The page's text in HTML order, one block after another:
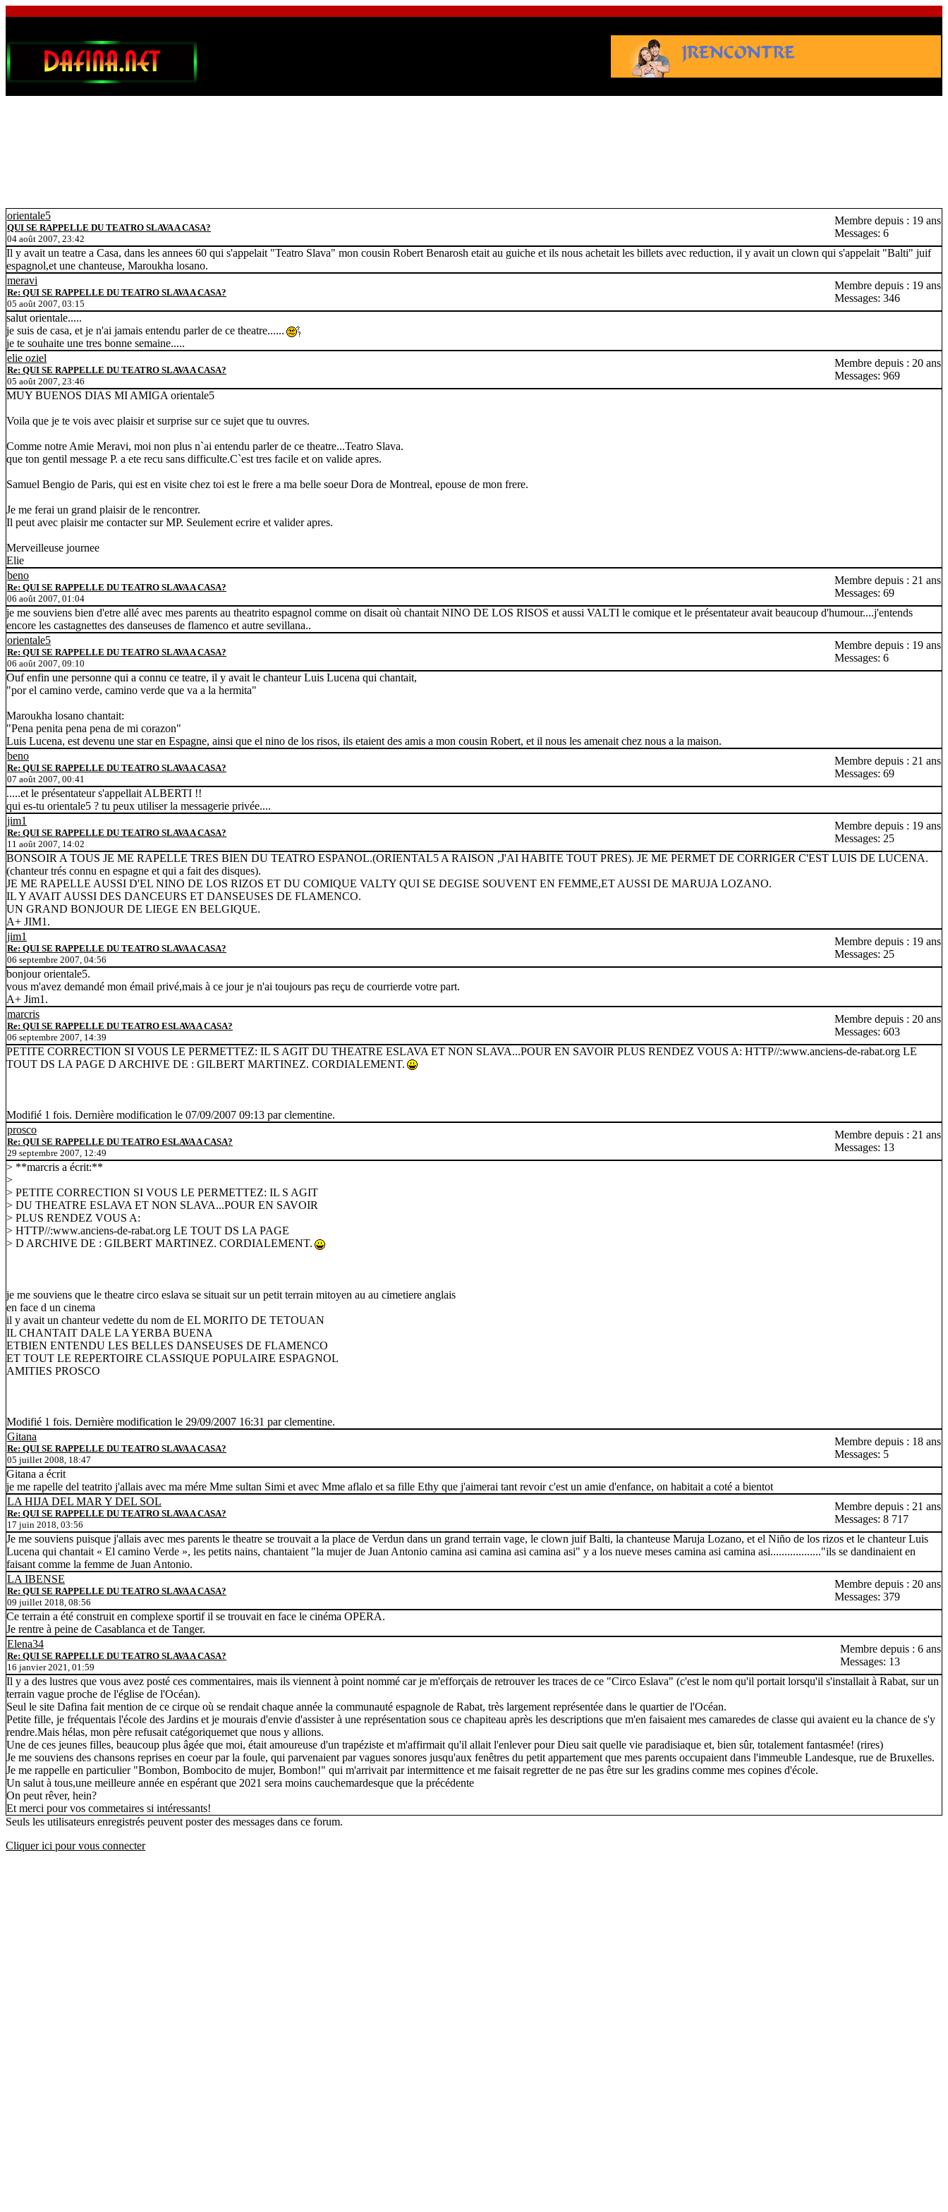
orientale5
QUI SE RAPPELLE DU TEATRO SLAVA A CASA?
04 août 2007, 23:42
Membre depuis : 19 ans
Messages: 6
Il y avait un teatre a Casa, dans les annees 60 qui s'appelait "Teatro Slava" mon cousin Robert Benarosh etait au guiche et ils nous achetait les billets avec reduction, il y avait un clown qui s'appelait "Balti" juif
espagnol,et une chanteuse, Maroukha losano.
meravi
Re: QUI SE RAPPELLE DU TEATRO SLAVA A CASA?
05 août 2007, 03:15
Membre depuis : 19 ans
Messages: 346
salut orientale.....
je suis de casa, et je n'ai jamais entendu parler de ce theatre......
je te souhaite une tres bonne semaine.....
elie oziel
Re: QUI SE RAPPELLE DU TEATRO SLAVA A CASA?
05 août 2007, 23:46
Membre depuis : 20 ans
Messages: 969
MUY BUENOS DIAS MI AMIGA orientale5
Voila que je te vois avec plaisir et surprise sur ce sujet que tu ouvres.
Comme notre Amie Meravi, moi non plus n`ai entendu parler de ce theatre...Teatro Slava.
que ton gentil message P. a ete recu sans difficulte.C`est tres facile et on valide apres.
Samuel Bengio de Paris, qui est en visite chez toi est le frere a ma belle soeur Dora de Montreal, epouse de mon frere.
Je me ferai un grand plaisir de le rencontrer.
Il peut avec plaisir me contacter sur MP. Seulement ecrire et valider apres.
Merveilleuse journee
Elie
beno
Re: QUI SE RAPPELLE DU TEATRO SLAVA A CASA?
06 août 2007, 01:04
Membre depuis : 21 ans
Messages: 69
je me souviens bien d'etre allé avec mes parents au theatrito espagnol comme on disait où chantait NINO DE LOS RISOS et aussi VALTI le comique et le présentateur avait beaucoup d'humour....j'entends
encore les castagnettes des danseuses de flamenco et autre sevillana..
orientale5
Re: QUI SE RAPPELLE DU TEATRO SLAVA A CASA?
06 août 2007, 09:10
Membre depuis : 19 ans
Messages: 6
Ouf enfin une personne qui a connu ce teatre, il y avait le chanteur Luis Lucena qui chantait,
"por el camino verde, camino verde que va a la hermita"
Maroukha losano chantait:
"Pena penita pena pena de mi corazon"
Luis Lucena, est devenu une star en Espagne, ainsi que el nino de los risos, ils etaient des amis a mon cousin Robert, et il nous les amenait chez nous a la maison.
beno
Re: QUI SE RAPPELLE DU TEATRO SLAVA A CASA?
07 août 2007, 00:41
Membre depuis : 21 ans
Messages: 69
.....et le présentateur s'appellait ALBERTI !!
qui es-tu orientale5 ? tu peux utiliser la messagerie privée....
jim1
Re: QUI SE RAPPELLE DU TEATRO SLAVA A CASA?
11 août 2007, 14:02
Membre depuis : 19 ans
Messages: 25
BONSOIR A TOUS JE ME RAPELLE TRES BIEN DU TEATRO ESPANOL.(ORIENTAL5 A RAISON ,J'AI HABITE TOUT PRES). JE ME PERMET DE CORRIGER C'EST LUIS DE LUCENA.
(chanteur trés connu en espagne et qui a fait des disques).
JE ME RAPELLE AUSSI D'EL NINO DE LOS RIZOS ET DU COMIQUE VALTY QUI SE DEGISE SOUVENT EN FEMME,ET AUSSI DE MARUJA LOZANO.
IL Y AVAIT AUSSI DES DANCEURS ET DANSEUSES DE FLAMENCO.
UN GRAND BONJOUR DE LIEGE EN BELGIQUE.
A+ JIM1.
jim1
Re: QUI SE RAPPELLE DU TEATRO SLAVA A CASA?
06 septembre 2007, 04:56
Membre depuis : 19 ans
Messages: 25
bonjour orientale5.
vous m'avez demandé mon émail privé,mais à ce jour je n'ai toujours pas reçu de courrierde votre part.
A+ Jim1.
marcris
Re: QUI SE RAPPELLE DU TEATRO ESLAVA A CASA?
06 septembre 2007, 14:39
Membre depuis : 20 ans
Messages: 603
PETITE CORRECTION SI VOUS LE PERMETTEZ: IL S AGIT DU THEATRE ESLAVA ET NON SLAVA...POUR EN SAVOIR PLUS RENDEZ VOUS A: HTTP//:www.anciens-de-rabat.org LE
TOUT DS LA PAGE D ARCHIVE DE : GILBERT MARTINEZ. CORDIALEMENT.
Modifié 1 fois. Dernière modification le 07/09/2007 09:13 par clementine.
prosco
Re: QUI SE RAPPELLE DU TEATRO ESLAVA A CASA?
29 septembre 2007, 12:49
Membre depuis : 21 ans
Messages: 13
> **marcris a écrit:**
>
> PETITE CORRECTION SI VOUS LE PERMETTEZ: IL S AGIT
> DU THEATRE ESLAVA ET NON SLAVA...POUR EN SAVOIR
> PLUS RENDEZ VOUS A:
> HTTP//:www.anciens-de-rabat.org LE TOUT DS LA PAGE
> D ARCHIVE DE : GILBERT MARTINEZ. CORDIALEMENT.
je me souviens que le theatre circo eslava se situait sur un petit terrain mitoyen au au cimetiere anglais
en face d un cinema
il y avait un chanteur vedette du nom de EL MORITO DE TETOUAN
IL CHANTAIT DALE LA YERBA BUENA
ETBIEN ENTENDU LES BELLES DANSEUSES DE FLAMENCO
ET TOUT LE REPERTOIRE CLASSIQUE POPULAIRE ESPAGNOL
AMITIES PROSCO
Modifié 1 fois. Dernière modification le 29/09/2007 16:31 par clementine.
Gitana
Re: QUI SE RAPPELLE DU TEATRO SLAVA A CASA?
05 juillet 2008, 18:47
Membre depuis : 18 ans
Messages: 5
Gitana a écrit
je me rapelle del teatrito j'allais avec ma mére Mme sultan Simi et avec Mme aflalo et sa fille Ethy que j'aimerai tant revoir c'est un amie d'enfance, on habitait a coté a bientot
LA HIJA DEL MAR Y DEL SOL
Re: QUI SE RAPPELLE DU TEATRO SLAVA A CASA?
17 juin 2018, 03:56
Membre depuis : 21 ans
Messages: 8 717
Je me souviens puisque j'allais avec mes parents le theatre se trouvait a la place de Verdun dans un grand terrain vage, le clown juif Balti, la chanteuse Maruja Lozano, et el Niño de los rizos et le chanteur Luis
Lucena qui chantait « El camino Verde », les petits nains, chantaient "la mujer de Juan Antonio camina asi camina asi camina asi" y a los nueve meses camina asi camina asi.................."ils se dandinaient en
faisant comme la femme de Juan Antonio.
LA IBENSE
Re: QUI SE RAPPELLE DU TEATRO SLAVA A CASA?
09 juillet 2018, 08:56
Membre depuis : 20 ans
Messages: 379
Ce terrain a été construit en complexe sportif il se trouvait en face le cinéma OPERA.
Je rentre à peine de Casablanca et de Tanger.
Elena34
Re: QUI SE RAPPELLE DU TEATRO SLAVA A CASA?
16 janvier 2021, 01:59
Membre depuis : 6 ans
Messages: 13
Il y a des lustres que vous avez posté ces commentaires, mais ils viennent à point nommé car je m'efforçais de retrouver les traces de ce "Circo Eslava" (c'est le nom qu'il portait lorsqu'il s'installait à Rabat, sur un
terrain vague proche de l'église de l'Océan).
Seul le site Dafina fait mention de ce cirque où se rendait chaque année la communauté espagnole de Rabat, très largement représentée dans le quartier de l'Océan.
Petite fille, je fréquentais l'école des Jardins et je mourais d'envie d'assister à une représentation sous ce chapiteau après les descriptions que m'en faisaient mes camaredes de classe qui avaient eu la chance de s'y
rendre.Mais hélas, mon père refusait catégoriquemet que nous y allions.
Une de ces jeunes filles, beaucoup plus âgée que moi, était amoureuse d'un trapéziste et m'affirmait qu'il allait l'enlever pour Dieu sait quelle vie paradisiaque et, bien sûr, totalement fantasmée! (rires)
Je me souviens des chansons reprises en coeur par la foule, qui parvenaient par vagues sonores jusqu'aux fenêtres du petit appartement que mes parents occupaient dans l'immeuble Landesque, rue de Bruxelles.
Je me rappelle en particulier "Bombon, Bombocito de mujer, Bombon!" qui m'arrivait par intermittence et me faisait regretter de ne pas être sur les gradins comme mes copines d'école.
Un salut à tous,une meilleure année en espérant que 2021 sera moins cauchemardesque que la précédente
On peut rêver, hein?
Et merci pour vos commetaires si intéressants!
Seuls les utilisateurs enregistrés peuvent poster des messages dans ce forum.
Cliquer ici pour vous connecter